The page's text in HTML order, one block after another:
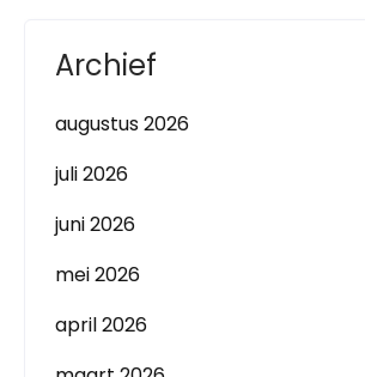
Archief
augustus 2026
juli 2026
juni 2026
mei 2026
april 2026